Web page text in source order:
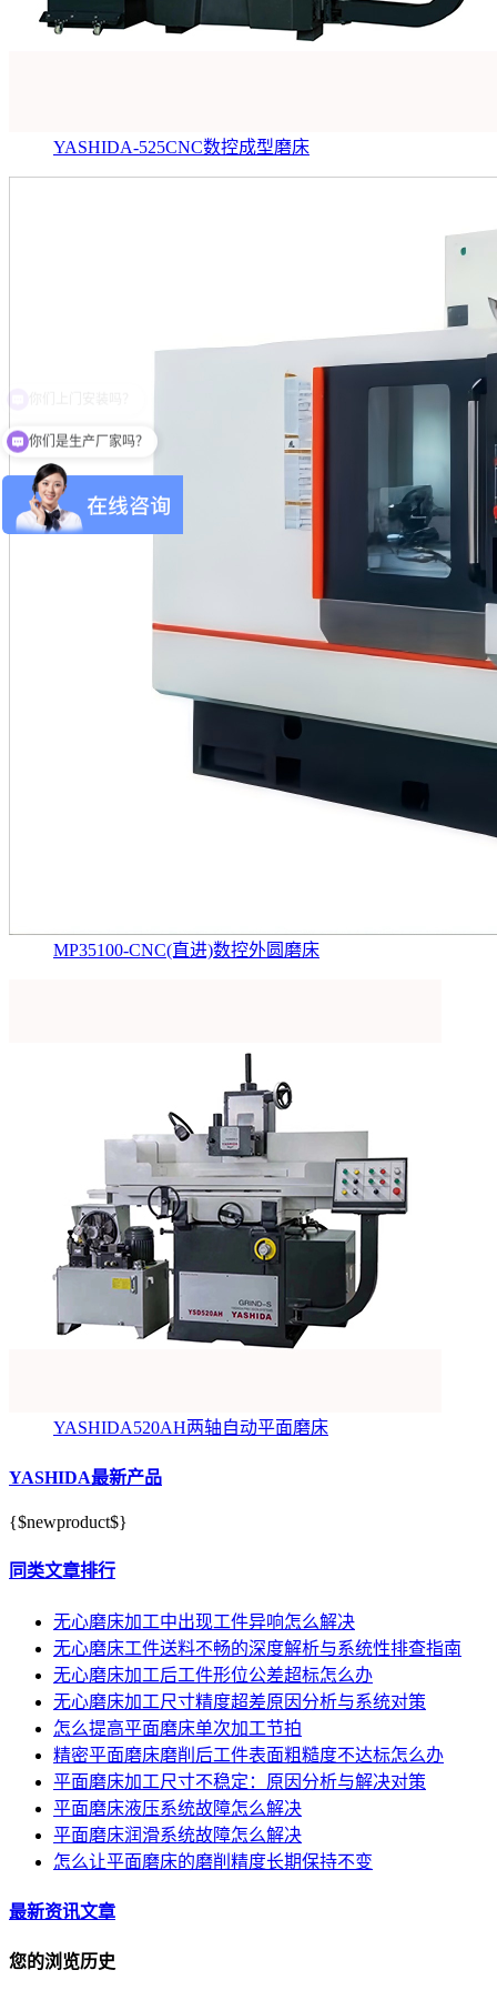
YASHIDA-525CNC数控成型磨床
MP35100-CNC(直进)数控外圆磨床
YASHIDA520AH两轴自动平面磨床
YASHIDA最新产品
{$newproduct$}
同类文章排行
无心磨床加工中出现工件异响怎么解决
无心磨床工件送料不畅的深度解析与系统性排查指南
无心磨床加工后工件形位公差超标怎么办
无心磨床加工尺寸精度超差原因分析与系统对策
怎么提高平面磨床单次加工节拍
精密平面磨床磨削后工件表面粗糙度不达标怎么办
平面磨床加工尺寸不稳定：原因分析与解决对策
平面磨床液压系统故障怎么解决
平面磨床润滑系统故障怎么解决
怎么让平面磨床的磨削精度长期保持不变
最新资讯文章
您的浏览历史
你们是生产厂家吗？